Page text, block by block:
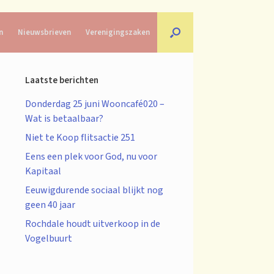
Nieuwsbrieven Verenigingszaken
Laatste berichten
Donderdag 25 juni Wooncafé020 –
Wat is betaalbaar?
Niet te Koop flitsactie 251
Eens een plek voor God, nu voor
Kapitaal
Eeuwigdurende sociaal blijkt nog
geen 40 jaar
Rochdale houdt uitverkoop in de
Vogelbuurt